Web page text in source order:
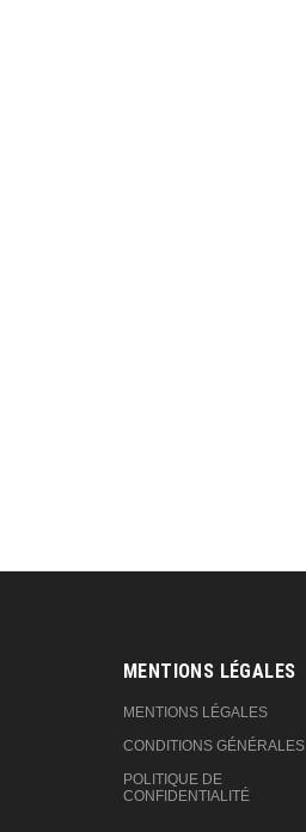
MENTIONS LÉGALES
MENTIONS LÉGALES
CONDITIONS GÉNÉRALES
POLITIQUE DE
CONFIDENTIALITÉ